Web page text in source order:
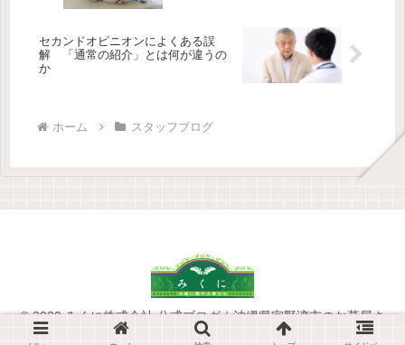
セカンドオピニオンによくある誤
解 「通常の紹介」とは何が違うの
か
ホーム スタッフブログ
© 2020 みくに株式会社 公式ブログ｜沖縄県宜野湾市のお墓屋さ
ん.